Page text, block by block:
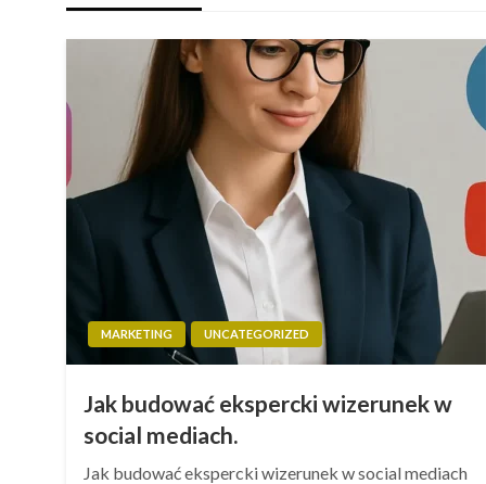
MARKETING UNCATEGORIZED
Jak budować ekspercki wizerunek w
social mediach.
Jak budować ekspercki wizerunek w social mediach